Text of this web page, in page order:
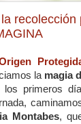
la magia
los primeros
Montabes,